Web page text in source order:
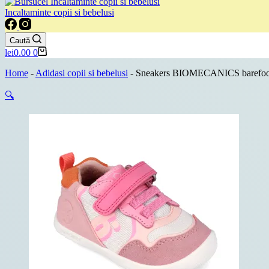
Incaltaminte copii si bebelusi
Caută
Coș
cumpărături
lei0.00 0
Home - Adidasi copii si bebelusi - Sneakers BIOMECANICS
🔍